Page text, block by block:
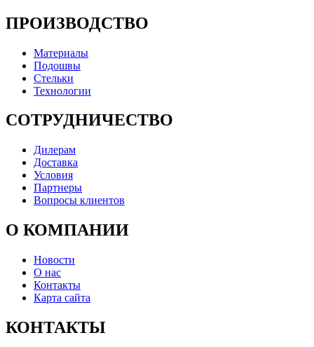
ПРОИЗВОДСТВО
Материалы
Подошвы
Стельки
Технологии
СОТРУДНИЧЕСТВО
Дилерам
Доставка
Условия
Партнеры
Вопросы клиентов
О КОМПАНИИ
Новости
О нас
Контакты
Карта сайта
КОНТАКТЫ